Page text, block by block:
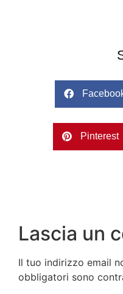
Pinterest
Lascia un
Il tuo indirizzo email
obbligatori sono